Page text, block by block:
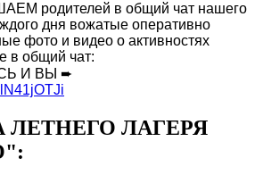
родителей в общий чат нашего
дня вожатые оперативно
фото и видео о активностях
в общий чат:
И ВЫ ➨
ЛАГЕРЯ